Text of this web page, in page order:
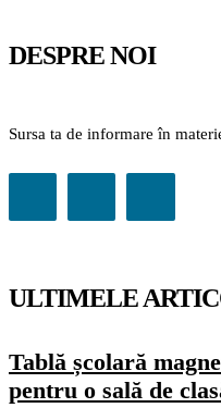
DESPRE NOI
Sursa ta de informare în
ULTIMELE
Tablă școlară
pentru o sală de